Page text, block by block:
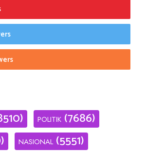
POLITIK (7686)
NASIONAL (5551)